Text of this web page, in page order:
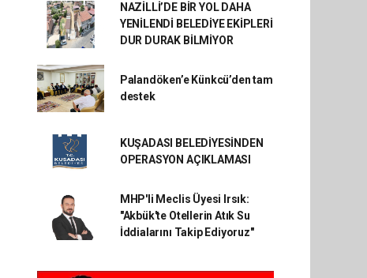
NAZİLLİ’DE BİR YOL DAHA
YENİLENDİ BELEDİYE EKİPLERİ
DUR DURAK BİLMİYOR
Palandöken’e Künkcü’den tam
destek
KUŞADASI BELEDİYESİNDEN
OPERASYON AÇIKLAMASI
MHP'li Meclis Üyesi Irsık:
"Akbük'te Otellerin Atık Su
İddialarını Takip Ediyoruz"